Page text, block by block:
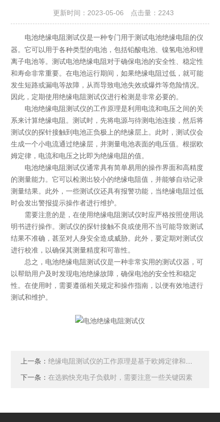
更新时间：2023-05-06 点击量： 2243
电池绝缘电阻测试仪是一种专门用于测试电池绝缘电阻的仪
器。它可以用于各种类型的电池，包括铅酸电池、镍氢电池和锂
离子电池等。测试电池绝缘电阻对于确保电池的安全性、稳定性
和寿命非常重要。在电池运行期间，如果绝缘电阻过低，就可能
发生短路或漏电等故障，从而导致电池失效或爆炸等危险情况。
因此，定期使用绝缘电阻测试仪进行检测是非常必要的。
电池绝缘电阻测试仪的工作原理是利用电流和电压之间的关
系来计算绝缘电阻。测试时，先将电源与待测电池连接，然后将
测试仪的探针接触到电池正负极上的绝缘层上。此时，测试仪会
生成一个小电流通过绝缘层，并测量电池表面的电压值。根据欧
姆定律，电流和电压之比即为绝缘电阻的值。
电池绝缘电阻测试仪通常具有简单易用的操作界面和高精度
的测量能力。它可以检测出较小的绝缘电阻值，并能够自动记录
测量结果。此外，一些测试仪还具有报警功能，当绝缘电阻过低
时会发出警报提示操作者进行维护。
需要注意的是，在使用绝缘电阻测试仪时应严格按照使用说
明书进行操作。测试仪的探针接触不良或使用不当可能导致测试
结果不准确，甚至对人身安全造成威胁。此外，要定期对测试仪
进行校准，以确保其测量精度和可靠性。
总之，电池绝缘电阻测试仪是一种非常实用的测试仪器，可
以帮助用户及时发现电池绝缘故障，确保电池的安全性和稳定
性。在使用时，需要遵循相关规定和操作指南，以便有效地进行
测试和维护。
上一条：绝缘电阻测试仪的工作原理是基于欧姆定律和电容器充放电原理
下一条：在选购快充电子负载时，需要注意一些关键因素